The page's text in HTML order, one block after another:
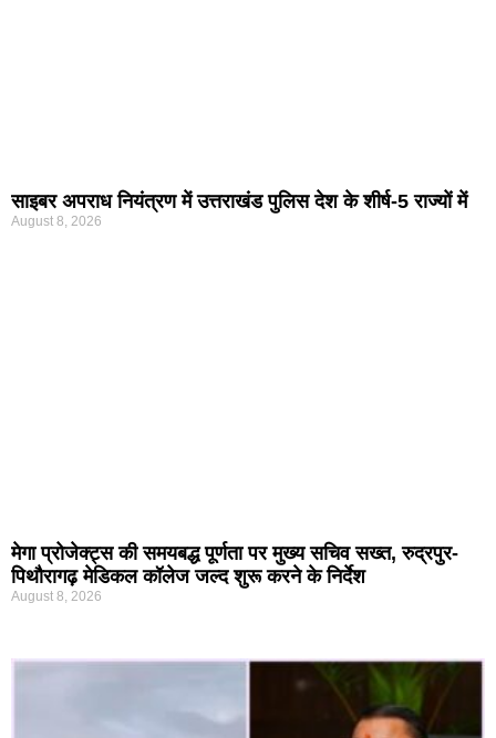
साइबर अपराध नियंत्रण में उत्तराखंड पुलिस देश के शीर्ष-5 राज्यों में
August 8, 2026
मेगा प्रोजेक्ट्स की समयबद्ध पूर्णता पर मुख्य सचिव सख्त, रुद्रपुर-
पिथौरागढ़ मेडिकल कॉलेज जल्द शुरू करने के निर्देश
August 8, 2026